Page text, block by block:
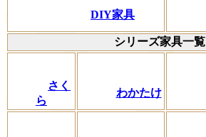
DIY家具
シリーズ家具一覧
さく
ら
わかたけ